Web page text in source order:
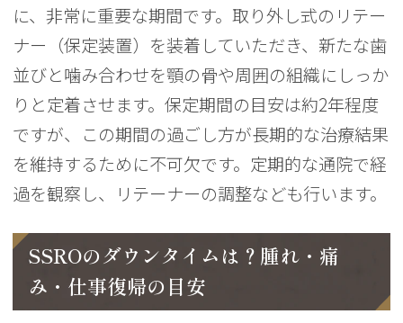
に、非常に重要な期間です。取り外し式のリテー
ナー（保定装置）を装着していただき、新たな歯
並びと噛み合わせを顎の骨や周囲の組織にしっか
りと定着させます。保定期間の目安は約2年程度
ですが、この期間の過ごし方が長期的な治療結果
を維持するために不可欠です。定期的な通院で経
過を観察し、リテーナーの調整なども行います。
SSROのダウンタイムは？腫れ・痛
み・仕事復帰の目安